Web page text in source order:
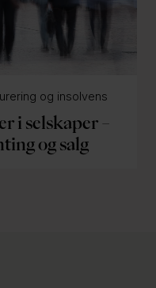
og insolvens
i selskaper –
og salg